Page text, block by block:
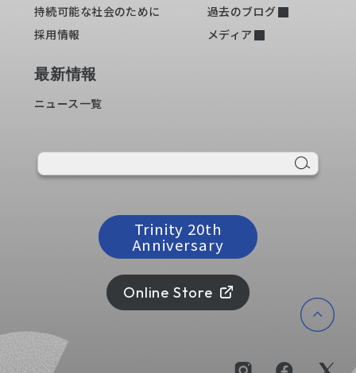
持続可能な社会のために
採用情報
最新情報
ニュース一覧
過去のブログ
メディア
Trinity 20th
Anniversary
Online Store